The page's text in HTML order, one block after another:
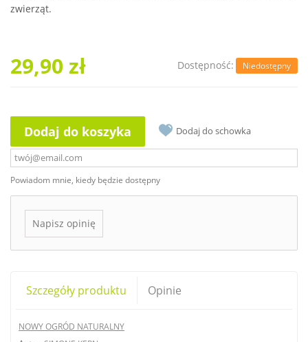
zwierząt.
29,90 zł Dostępność: Niedostępny
Dodaj do koszyka Dodaj do schowka
Powiadom mnie, kiedy będzie dostępny
Napisz opinię
Szczegóły produktu Opinie
NOWY OGRÓD NATURALNY